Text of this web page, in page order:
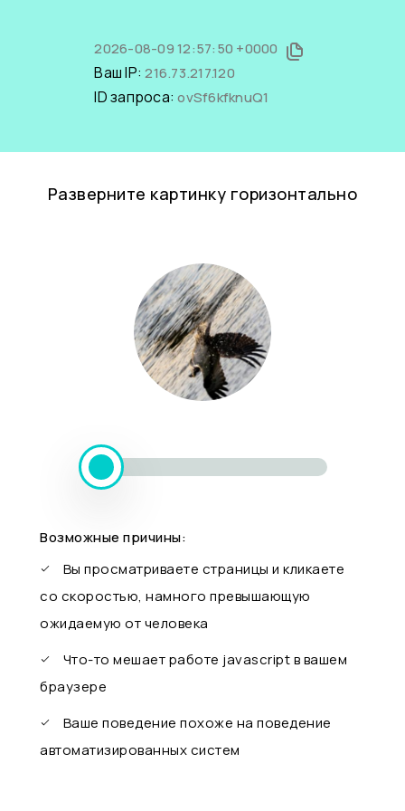
2026-08-09 12:57:50 +0000
Ваш IP:216.73.217.120
ID запроса:ovSf6kfknuQ1
Разверните картинку горизонтально
Возможные причины:
Вы просматриваете страницы и кликаете
со скоростью, намного превышающую
ожидаемую от человека
Что-то мешает работе javascript в вашем
браузере
Ваше поведение похоже на поведение
автоматизированных систем